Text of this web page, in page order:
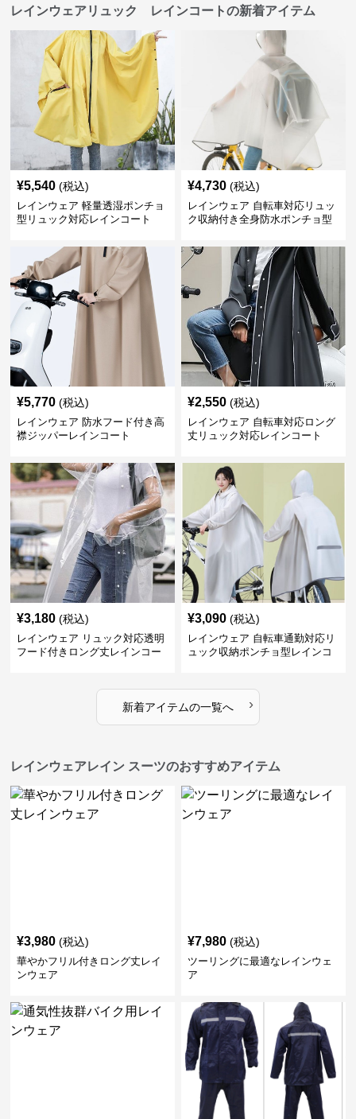
レインウェアリュック レインコートの新着アイテム
¥5,540 (税込)
レインウェア 軽量透湿ポンチョ
型リュック対応レインコート
¥4,730 (税込)
レインウェア 自転車対応リュッ
ク収納付き全身防水ポンチョ型
¥5,770 (税込)
レインウェア 防水フード付き高
襟ジッパーレインコート
¥2,550 (税込)
レインウェア 自転車対応ロング
丈リュック対応レインコート
¥3,180 (税込)
レインウェア リュック対応透明
フード付きロング丈レインコー
¥3,090 (税込)
レインウェア 自転車通勤対応リ
ュック収納ポンチョ型レインコ
新着アイテムの一覧へ ›
レインウェアレイン スーツのおすすめアイテム
¥3,980 (税込)
華やかフリル付きロング丈レイ
ンウェア
¥7,980 (税込)
ツーリングに最適なレインウェ
ア